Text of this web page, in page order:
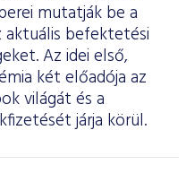
mutatják be a
befektetési
Az idei első,
két előadója az
világát és a
járja körül.